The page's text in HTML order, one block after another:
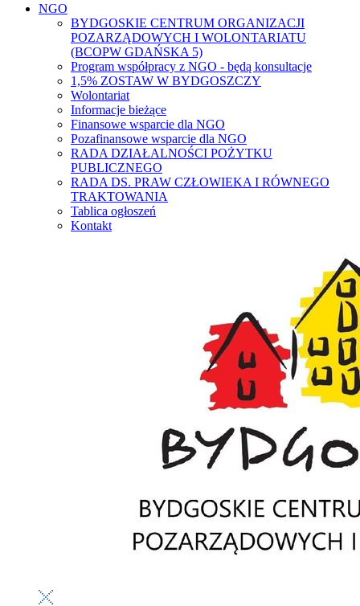
NGO
BYDGOSKIE CENTRUM ORGANIZACJI
POZARZĄDOWYCH I WOLONTARIATU
(BCOPW GDAŃSKA 5)
Program współpracy z NGO - będą konsultacje
1,5% ZOSTAW W BYDGOSZCZY
Wolontariat
Informacje bieżące
Finansowe wsparcie dla NGO
Pozafinansowe wsparcie dla NGO
RADA DZIAŁALNOŚCI POŻYTKU
PUBLICZNEGO
RADA DS. PRAW CZŁOWIEKA I RÓWNEGO
TRAKTOWANIA
Tablica ogłoszeń
Kontakt